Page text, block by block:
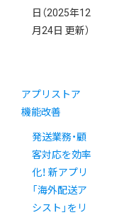
日 （2025年12
月24日 更新）
アプリストア
機能改善
発送業務・顧
客対応を効率
化！ 新アプリ
「海外配送ア
シスト」をリ